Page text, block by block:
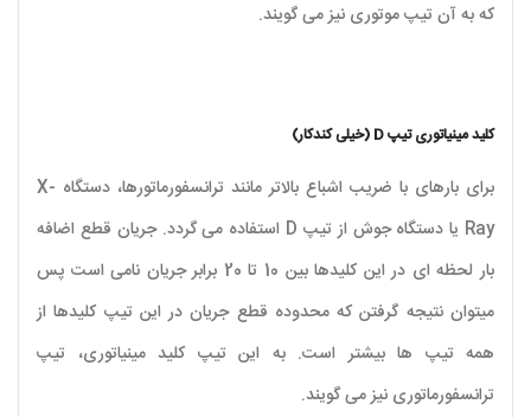
که به آن تیپ موتوری نیز می گویند.
کلید مینیاتوری تیپ D (خیلی کندکار)
برای بارهای با ضریب اشباع بالاتر مانند ترانسفورماتورها، دستگاه X-
Ray یا دستگاه جوش از تیپ D استفاده می گردد. جریان قطع اضافه
بار لحظه ای در این کلیدها بین 10 تا 20 برابر جریان نامی است پس
میتوان نتیجه گرفتن که محدوده قطع جریان در این تیپ کلیدها از
همه تیپ ها بیشتر است. به این تیپ کلید مینیاتوری، تیپ
ترانسفورماتوری نیز می گویند.